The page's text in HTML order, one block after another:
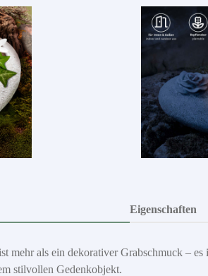
Eigenschaften
mehr als ein dekorativer Grabschmuck –
stilvollen Gedenkobjekt.